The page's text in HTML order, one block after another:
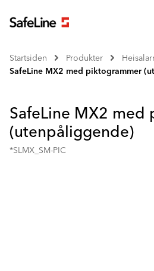
Startsiden Produkter
SafeLine MX2 med piktogrammer
SafeLine MX2 med
(utenpåliggende)
*SLMX_SM-PIC